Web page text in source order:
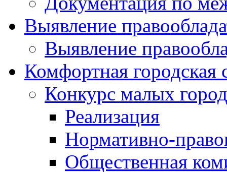
Выявление
Выявление
Комфортная городская
Конкурс малых
Реализация
Нормативно-
Общественная